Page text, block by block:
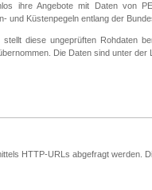
ihre Angebote mit Daten von
und Küstenpegeln entlang der
diese ungeprüften Rohdaten
Die Daten sind unter der
HTTP-URLs abgefragt werden.